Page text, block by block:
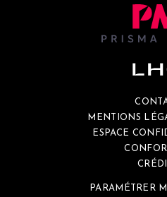
MENTIONS
ESPACE
PARAMÉTRER